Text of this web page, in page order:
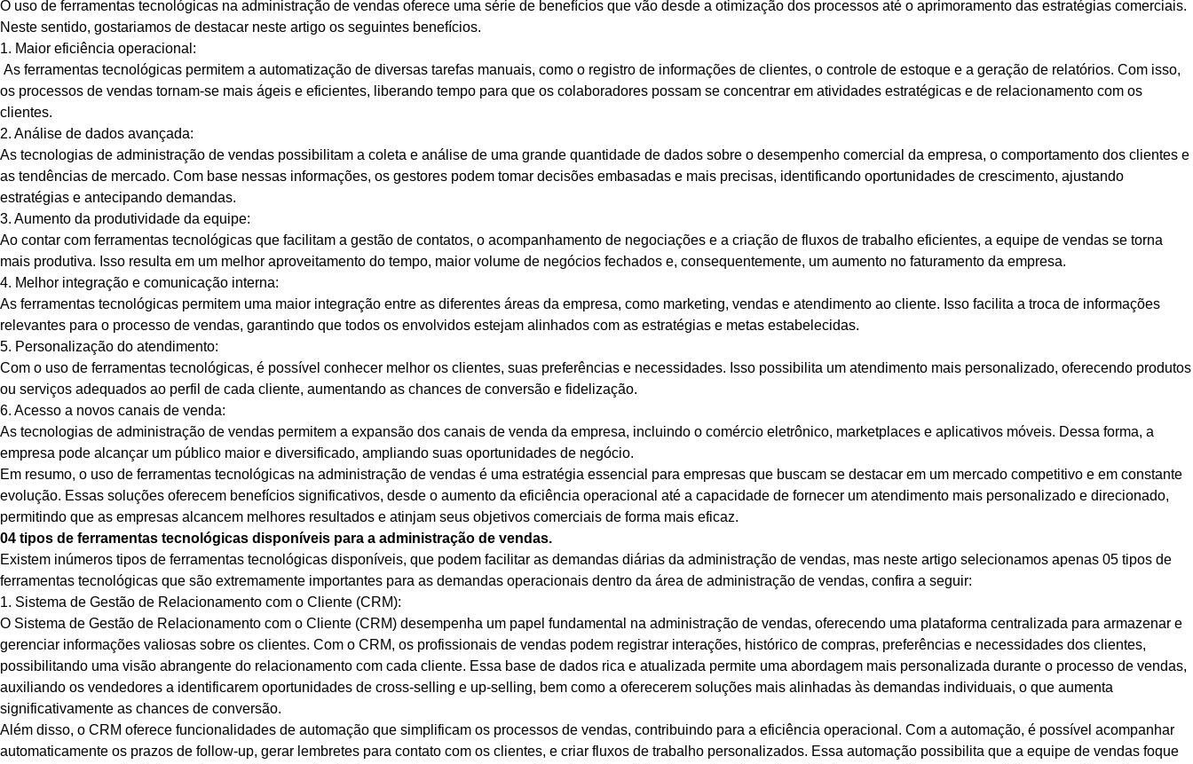
O uso de ferramentas tecnológicas na administração de vendas oferece uma série de benefícios que vão desde a otimização dos processos até o aprimoramento das estratégias comerciais.
Neste sentido, gostariamos de destacar neste artigo os seguintes benefícios.
1. Maior eficiência operacional:
As ferramentas tecnológicas permitem a automatização de diversas tarefas manuais, como o registro de informações de clientes, o controle de estoque e a geração de relatórios. Com isso,
os processos de vendas tornam-se mais ágeis e eficientes, liberando tempo para que os colaboradores possam se concentrar em atividades estratégicas e de relacionamento com os
clientes.
2. Análise de dados avançada:
As tecnologias de administração de vendas possibilitam a coleta e análise de uma grande quantidade de dados sobre o desempenho comercial da empresa, o comportamento dos clientes e
as tendências de mercado. Com base nessas informações, os gestores podem tomar decisões embasadas e mais precisas, identificando oportunidades de crescimento, ajustando
estratégias e antecipando demandas.
3. Aumento da produtividade da equipe:
Ao contar com ferramentas tecnológicas que facilitam a gestão de contatos, o acompanhamento de negociações e a criação de fluxos de trabalho eficientes, a equipe de vendas se torna
mais produtiva. Isso resulta em um melhor aproveitamento do tempo, maior volume de negócios fechados e, consequentemente, um aumento no faturamento da empresa.
4. Melhor integração e comunicação interna:
As ferramentas tecnológicas permitem uma maior integração entre as diferentes áreas da empresa, como marketing, vendas e atendimento ao cliente. Isso facilita a troca de informações
relevantes para o processo de vendas, garantindo que todos os envolvidos estejam alinhados com as estratégias e metas estabelecidas.
5. Personalização do atendimento:
Com o uso de ferramentas tecnológicas, é possível conhecer melhor os clientes, suas preferências e necessidades. Isso possibilita um atendimento mais personalizado, oferecendo produtos
ou serviços adequados ao perfil de cada cliente, aumentando as chances de conversão e fidelização.
6. Acesso a novos canais de venda:
As tecnologias de administração de vendas permitem a expansão dos canais de venda da empresa, incluindo o comércio eletrônico, marketplaces e aplicativos móveis. Dessa forma, a
empresa pode alcançar um público maior e diversificado, ampliando suas oportunidades de negócio.
Em resumo, o uso de ferramentas tecnológicas na administração de vendas é uma estratégia essencial para empresas que buscam se destacar em um mercado competitivo e em constante
evolução. Essas soluções oferecem benefícios significativos, desde o aumento da eficiência operacional até a capacidade de fornecer um atendimento mais personalizado e direcionado,
permitindo que as empresas alcancem melhores resultados e atinjam seus objetivos comerciais de forma mais eficaz.
04 tipos de ferramentas tecnológicas disponíveis para a administração de vendas.
Existem inúmeros tipos de ferramentas tecnológicas disponíveis, que podem facilitar as demandas diárias da administração de vendas, mas neste artigo selecionamos apenas 05 tipos de
ferramentas tecnológicas que são extremamente importantes para as demandas operacionais dentro da área de administração de vendas, confira a seguir:
1. Sistema de Gestão de Relacionamento com o Cliente (CRM):
O Sistema de Gestão de Relacionamento com o Cliente (CRM) desempenha um papel fundamental na administração de vendas, oferecendo uma plataforma centralizada para armazenar e
gerenciar informações valiosas sobre os clientes. Com o CRM, os profissionais de vendas podem registrar interações, histórico de compras, preferências e necessidades dos clientes,
possibilitando uma visão abrangente do relacionamento com cada cliente. Essa base de dados rica e atualizada permite uma abordagem mais personalizada durante o processo de vendas,
auxiliando os vendedores a identificarem oportunidades de cross-selling e up-selling, bem como a oferecerem soluções mais alinhadas às demandas individuais, o que aumenta
significativamente as chances de conversão.
Além disso, o CRM oferece funcionalidades de automação que simplificam os processos de vendas, contribuindo para a eficiência operacional. Com a automação, é possível acompanhar
automaticamente os prazos de follow-up, gerar lembretes para contato com os clientes, e criar fluxos de trabalho personalizados. Essa automação possibilita que a equipe de vendas foque